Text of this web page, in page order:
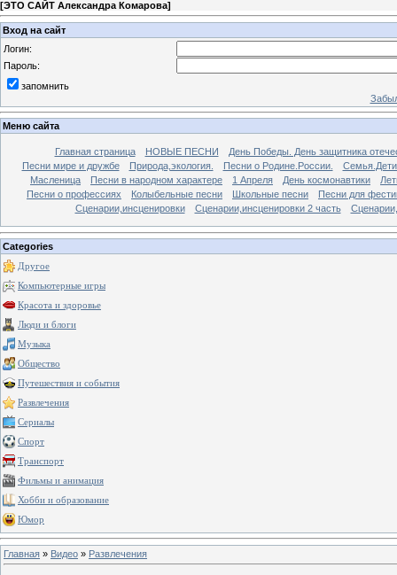
[ЭТО САЙТ Александра Комарова]
Вход на сайт
Логин:
Пароль:
запомнить
Меню сайта
Главная страница НОВЫЕ ПЕСНИ
День Победы. День защитника
Песни мире и дружбе
Природа,экология. Песни о Родине.России.
Масленица
Песни в народном характере 1 Апреля День космонавтики
Песни о профессиях
Колыбельные песни Школьные песни
Песни для
Сценарии,инсценировки
Сценарии,инсценировки 2 часть
Categories
Другое
Компьютерные игры
Красота и здоровье
Люди и блоги
Музыка
Общество
Путешествия и события
Развлечения
Сериалы
Спорт
Транспорт
Фильмы и анимация
Хобби и образование
Юмор
Главная » Видео » Развлечения